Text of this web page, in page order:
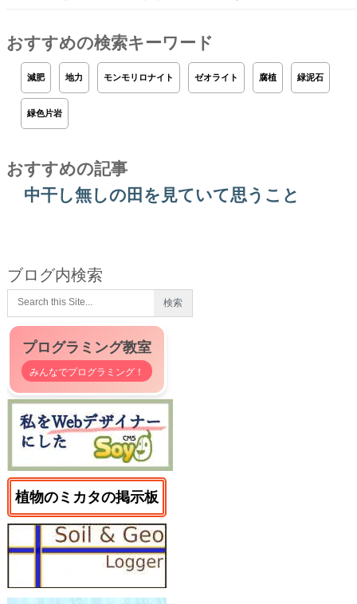
おすすめの検索キーワード
減肥 地力 モンモリロナイト ゼオライト 腐植 緑泥石
緑色片岩
おすすめの記事
中干し無しの田を見ていて思うこと
ブログ内検索
プログラミング教室
みんなでプログラミング！
植物のミカタの掲示板